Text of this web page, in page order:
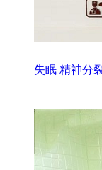
失眠 精神分